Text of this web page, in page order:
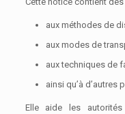
aux méthodes de
aux modes de
aux techniques de
ainsi qu’à d’autres
Elle aide les